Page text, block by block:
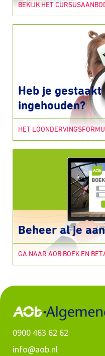
BEKIJK HET
Heb je
ingehouden?
HET
Beheer al je
GA NAAR AOB BOEK EN
0900 463 62 62
info@aob.nl